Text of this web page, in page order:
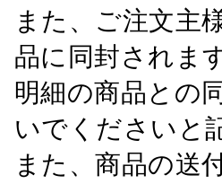
また、ご注文主
品に同封されま
明細の商品との
いでくださいと
また、商品の送